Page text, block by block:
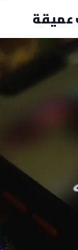
عميقة